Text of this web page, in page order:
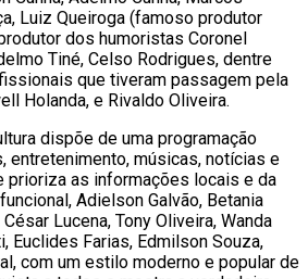
Luiz Queiroga (famoso produtor
dos humoristas Coronel
Tiné, Celso Rodrigues, dentre
que tiveram passagem pela
Holanda, e Rivaldo Oliveira.
dispõe de uma programação
entretenimento, músicas, notícias e
prioriza as informações locais e da
Adielson Galvão, Betania
Lucena, Tony Oliveira, Wanda
Euclides Farias, Edmilson Souza,
com um estilo moderno e popular de